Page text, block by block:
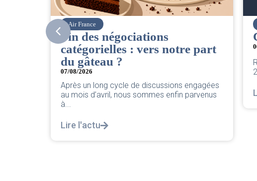
Corsair
CSE. Juillet 2026
06/08/2026|ACCÈS RESTREINT
Retrouvez le compte rendu du CSE de juillet
2026 par votre équipe SNPNC-FO Corsair. ...
Lire l'actu